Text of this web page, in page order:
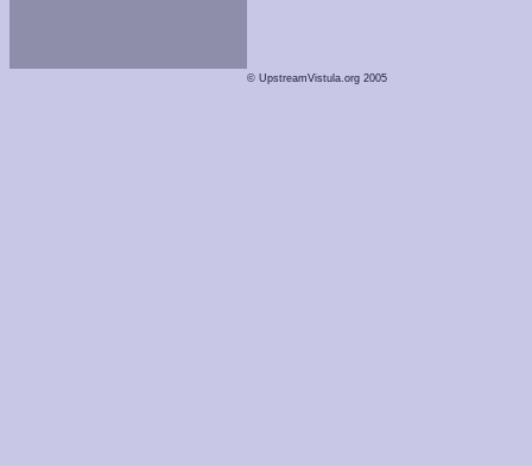
© UpstreamVistula.org 2005